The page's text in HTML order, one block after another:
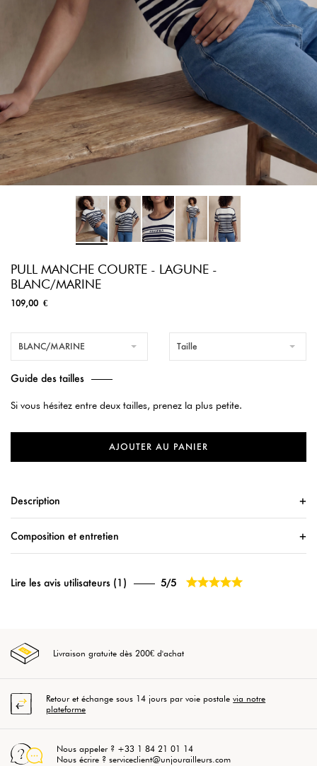
PULL MANCHE COURTE - LAGUNE -
BLANC/MARINE
109,00 €
BLANC/MARINE Taille
Guide des tailles
Si vous hésitez entre deux tailles, prenez la plus petite.
AJOUTER AU PANIER
Description
Composition et entretien
Lire les avis utilisateurs (1) 5/5 
Livraison gratuite dès 200€ d'achat
Retour et échange sous 14 jours par voie postalevia notre
plateforme
Nous appeler ? +33 1 84 21 01 14
Nous écrire ? serviceclient@unjourailleurs.com